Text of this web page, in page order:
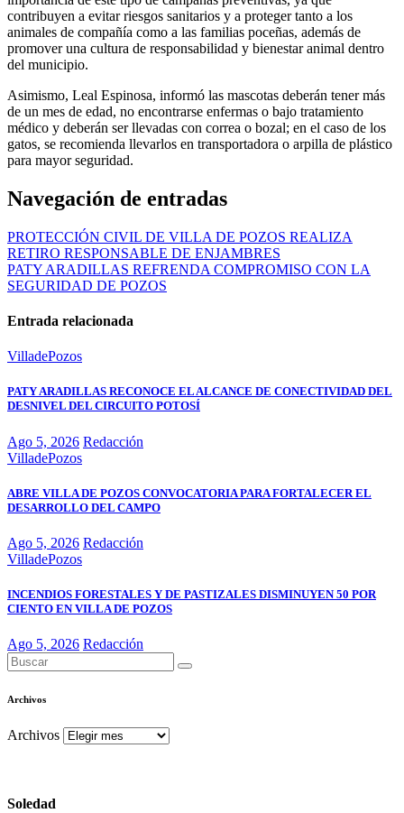
contribuyen a evitar riesgos sanitarios y a proteger tanto a los
animales de compañía como a las familias poceñas, además de
promover una cultura de responsabilidad y bienestar animal dentro
del municipio.
Asimismo, Leal Espinosa, informó las mascotas deberán tener más
de un mes de edad, no encontrarse enfermas o bajo tratamiento
médico y deberán ser llevadas con correa o bozal; en el caso de los
gatos, se recomienda llevarlos en transportadora o arpilla de plástico
para mayor seguridad.
Navegación de entradas
PROTECCIÓN CIVIL DE VILLA DE POZOS REALIZA
RETIRO RESPONSABLE DE ENJAMBRES
PATY ARADILLAS REFRENDA COMPROMISO CON LA
SEGURIDAD DE POZOS
Entrada relacionada
VilladePozos
PATY ARADILLAS RECONOCE EL ALCANCE DE CONECTIVIDAD DEL
DESNIVEL DEL CIRCUITO POTOSÍ
Ago 5, 2026 Redacción
VilladePozos
ABRE VILLA DE POZOS CONVOCATORIA PARA FORTALECER EL
DESARROLLO DEL CAMPO
Ago 5, 2026 Redacción
VilladePozos
INCENDIOS FORESTALES Y DE PASTIZALES DISMINUYEN 50 POR
CIENTO EN VILLA DE POZOS
Ago 5, 2026 Redacción
Archivos
Archivos
Soledad